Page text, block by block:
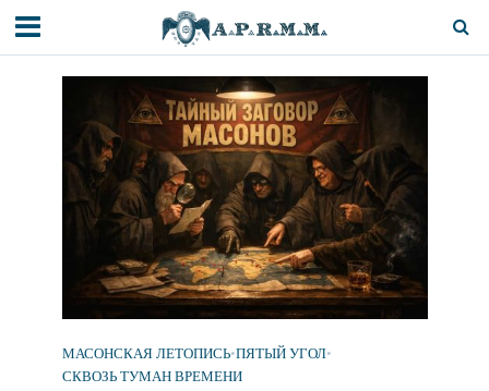
МАСОНСКАЯ ЛЕТОПИСЬ•ПЯТЫЙ УГОЛ•
СКВОЗЬ ТУМАН ВРЕМЕНИ